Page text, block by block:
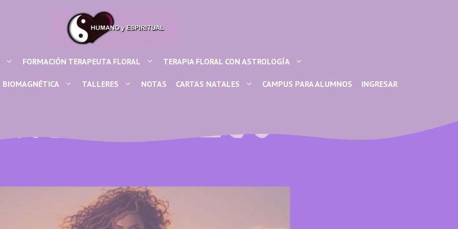
FORMACIÓN TERAPEUTA FLORAL TERAPIA FLORAL CON ASTROLOGÍA
BIOMAGNÉTICA TALLERES NOTAS CARTAS NATALES CAMPUS PARA ALUMNOS INGRESAR